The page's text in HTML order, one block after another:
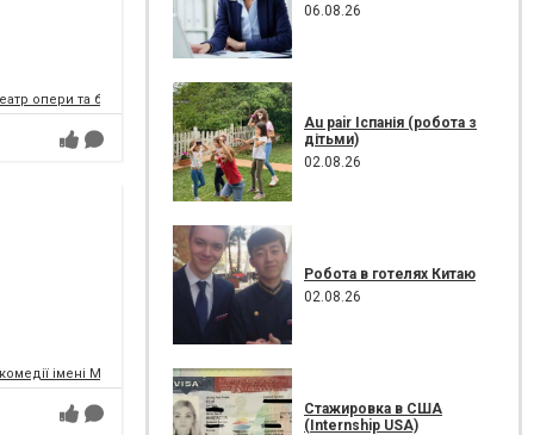
опери та балету
імені Михайла Водяного
06.08.26
Au pair Іспанія (робота з
дітьми)
02.08.26
Робота в готелях Китаю
02.08.26
Стажировка в США
(Internship USA)